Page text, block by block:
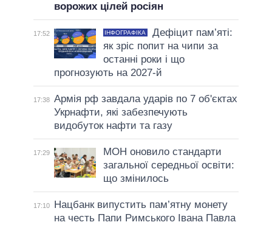
ворожих цілей росіян
17:52 ІНФОГРАФІКА
Дефіцит пам’яті:
як зріс попит на чипи за
останні роки і що
прогнозують на 2027-й
17:38 Армія рф завдала ударів по 7 об'єктах
Укрнафти, які забезпечують
видобуток нафти та газу
17:29
МОН оновило стандарти
загальної середньої освіти:
що змінилось
17:10
Нацбанк випустить пам’ятну монету
на честь Папи Римського Івана Павла